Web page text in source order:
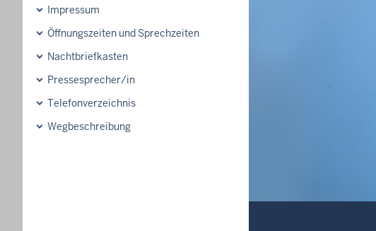
Impressum
Öffnungszeiten und Sprechzeiten
Nachtbriefkasten
Pressesprecher/in
Telefonverzeichnis
Wegbeschreibung